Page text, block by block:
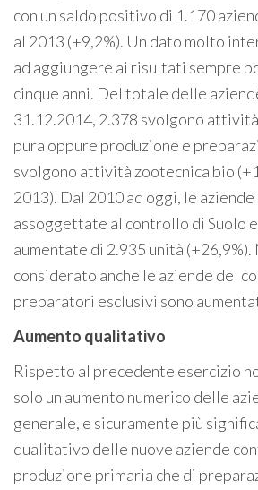
con un saldo positivo di 1.170
al 2013 (+9,2%). Un dato molto
ad aggiungere ai risultati sempre
cinque anni. Del totale delle
31.12.2014, 2.378 svolgono
pura oppure produzione e
svolgono attività zootecnica bio
2013). Dal 2010 ad oggi, le
assoggettate al controllo di Suolo
aumentate di 2.935 unità
considerato anche le aziende del
preparatori esclusivi sono
Aumento qualitativo
Rispetto al precedente esercizio
solo un aumento numerico delle
generale, e sicuramente più
qualitativo delle nuove aziende
produzione primaria che di